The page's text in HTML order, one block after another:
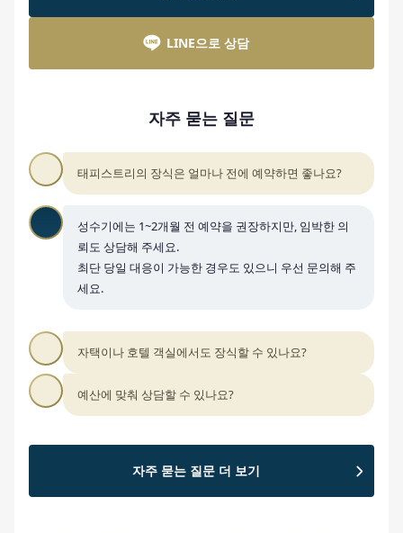
LINE으로 상담
자주 묻는 질문
태피스트리의 장식은 얼마나 전에 예약하면 좋나요?
성수기에는 1~2개월 전 예약을 권장하지만, 임박한 의
뢰도 상담해 주세요.
최단 당일 대응이 가능한 경우도 있으니 우선 문의해 주
세요.
자택이나 호텔 객실에서도 장식할 수 있나요?
예산에 맞춰 상담할 수 있나요?
자주 묻는 질문 더 보기